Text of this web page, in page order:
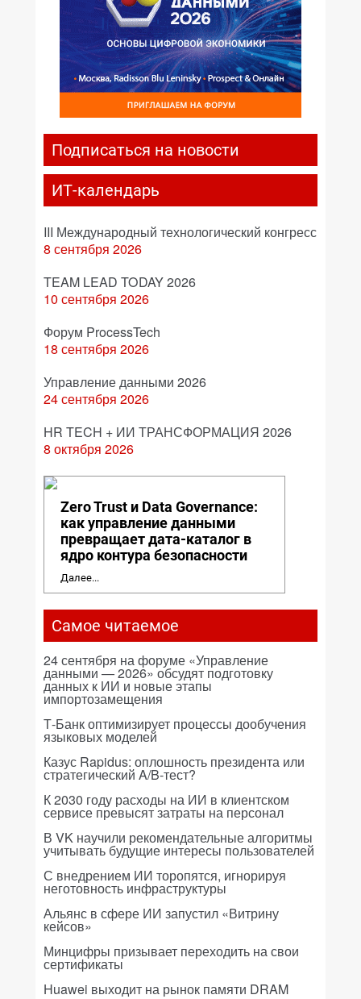
Подписаться на новости
ИТ-календарь
III Международный технологический конгресс
8 сентября 2026
TEAM LEAD TODAY 2026
10 сентября 2026
Форум ProcessTech
18 сентября 2026
Управление данными 2026
24 сентября 2026
HR TECH + ИИ ТРАНСФОРМАЦИЯ 2026
8 октября 2026
Zero Trust и Data Governance:
как управление данными
превращает дата-каталог в
ядро контура безопасности
Далее...
Самое читаемое
24 сентября на форуме «Управление
данными — 2026» обсудят подготовку
данных к ИИ и новые этапы
импортозамещения
Т-Банк оптимизирует процессы дообучения
языковых моделей
Казус Rapidus: оплошность президента или
стратегический A/B-тест?
К 2030 году расходы на ИИ в клиентском
сервисе превысят затраты на персонал
В VK научили рекомендательные алгоритмы
учитывать будущие интересы пользователей
С внедрением ИИ торопятся, игнорируя
неготовность инфраструктуры
Альянс в сфере ИИ запустил «Витрину
кейсов»
Минцифры призывает переходить на свои
сертификаты
Huawei выходит на рынок памяти DRAM